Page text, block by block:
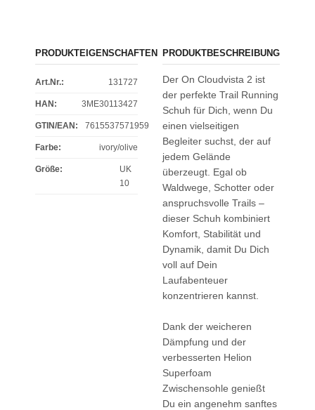
PRODUKTEIGENSCHAFTEN
Art.Nr.: 131727
HAN: 3ME30113427
GTIN/EAN: 7615537571959
Farbe: ivory/olive
Größe:
UK
10
PRODUKTBESCHREIBUNG
Der On Cloudvista 2 ist
der perfekte Trail Running
Schuh für Dich, wenn Du
einen vielseitigen
Begleiter suchst, der auf
jedem Gelände
überzeugt. Egal ob
Waldwege, Schotter oder
anspruchsvolle Trails –
dieser Schuh kombiniert
Komfort, Stabilität und
Dynamik, damit Du Dich
voll auf Dein
Laufabenteuer
konzentrieren kannst.
Dank der weicheren
Dämpfung und der
verbesserten Helion
Superfoam
Zwischensohle genießt
Du ein angenehm sanftes